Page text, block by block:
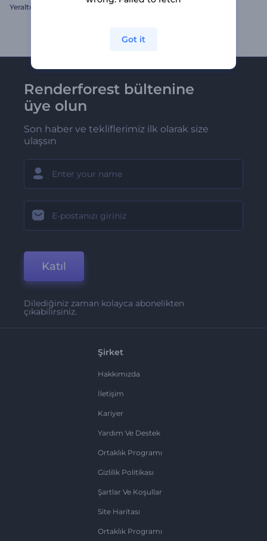
Yeraltı Hologram Logo
Renderforest bültenine
üye olun
Son haber ve tekliflerimiz ilk olarak size
ulaşsın
Katıl
Dilediğiniz zaman kolayca abonelikten
çıkabilirsiniz.
Şirket
Hakkımızda
İletişim
Kariyer
Yardım Ve Destek
Ortaklık Programı
Gizlilik Politikası
Şartlar Ve Koşullar
Site Haritası
Ortaklık Programı
Got it